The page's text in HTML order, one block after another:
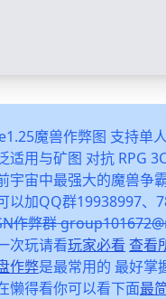
魔兽作弊图 支持单
适用与矿图 对抗 RPG
宇宙中最强大的魔兽争
以加QQ群19938997、
作弊群
次玩请看玩家必看 查看
作弊是最常用的 最好掌
懒得看你可以看下面最